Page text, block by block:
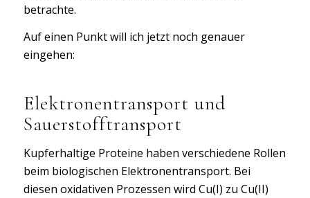
betrachte.
Auf einen Punkt will ich jetzt noch genauer
eingehen:
Elektronentransport und
Sauerstofftransport
Kupferhaltige Proteine haben verschiedene Rollen
beim biologischen Elektronentransport. Bei
diesen oxidativen Prozessen wird Cu(I) zu Cu(II)